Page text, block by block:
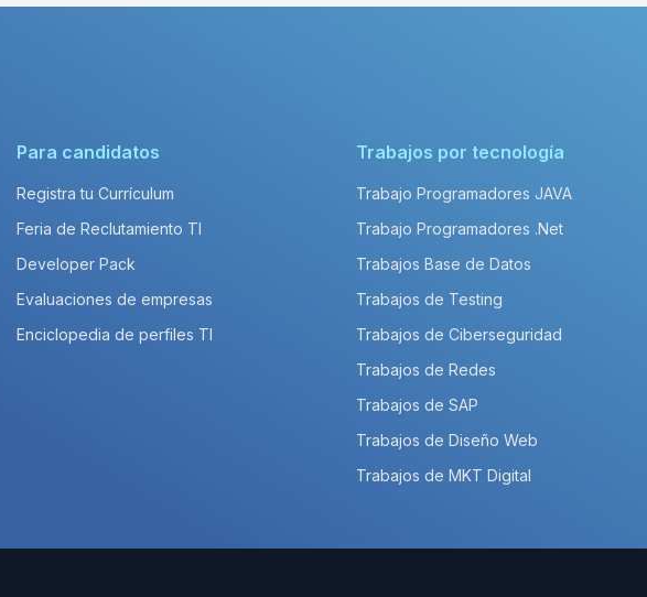
Para candidatos
Registra tu Currículum
Feria de Reclutamiento TI
Developer Pack
Evaluaciones de empresas
Enciclopedia de perfiles TI
Trabajos por tecnología
Trabajo Programadores JAVA
Trabajo Programadores .Net
Trabajos Base de Datos
Trabajos de Testing
Trabajos de Ciberseguridad
Trabajos de Redes
Trabajos de SAP
Trabajos de Diseño Web
Trabajos de MKT Digital